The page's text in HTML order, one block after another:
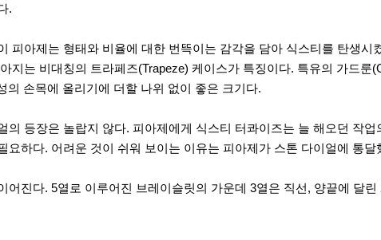
.
피아제는 형태와 비율에 대한 번뜩이는 감각을 담아 식스티를 탄생시
지는 비대칭의 트라페즈(Trapeze) 케이스가 특징이다. 특유의 가드
손목에 올리기에 더할 나위 없이 좋은 크기다.
등장은 놀랍지 않다. 피아제에게 식스티 터콰이즈는 늘 해오던 작
하다. 어려운 것이 쉬워 보이는 이유는 피아제가 스톤 다이얼에 통
진다. 5열로 이루어진 브레이슬릿의 가운데 3열은 직선, 양끝에 달